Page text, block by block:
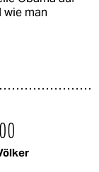
wie man